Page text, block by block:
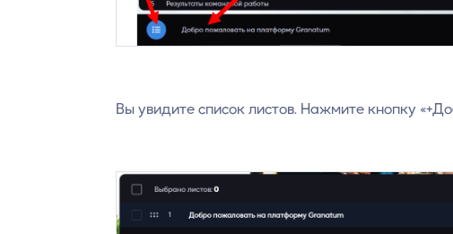
Вы увидите список листов. Нажмите кнопку